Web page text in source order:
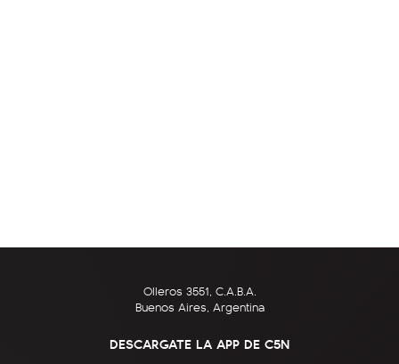
Olleros 3551, C.A.B.A.
Buenos Aires, Argentina
DESCARGATE LA APP DE C5N